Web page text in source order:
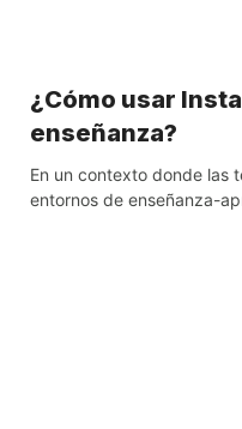
¿Cómo usar
enseñanza?
En un contexto donde las
entornos de enseñanza-